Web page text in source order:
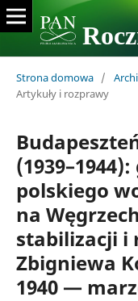
Strona domowa /
Artykuły i rozprawy
polskiego
na
stabilizacji i
Zbigniewa
1940 —